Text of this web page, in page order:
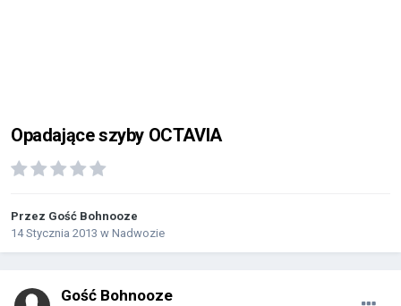
Opadające szyby OCTAVIA
Przez Gość Bohnooze
14 Stycznia 2013 w Nadwozie
Gość Bohnooze